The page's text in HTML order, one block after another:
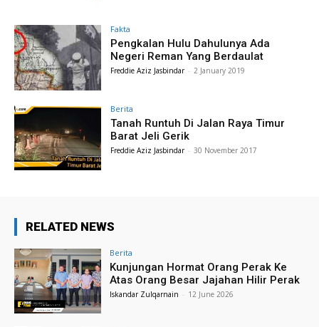
Fakta
Pengkalan Hulu Dahulunya Ada
Negeri Reman Yang Berdaulat
Freddie Aziz Jasbindar - 2 January 2019
Berita
Tanah Runtuh Di Jalan Raya Timur
Barat Jeli Gerik
Freddie Aziz Jasbindar - 30 November 2017
RELATED NEWS
Berita
Kunjungan Hormat Orang Perak Ke
Atas Orang Besar Jajahan Hilir Perak
Iskandar Zulqarnain - 12 June 2026